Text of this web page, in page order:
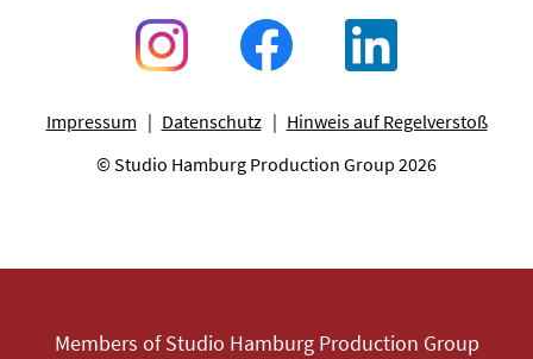
Impressum Datenschutz
Hinweis auf Regelverstoß
© Studio Hamburg Production Group 2026
Members of Studio Hamburg Production Group